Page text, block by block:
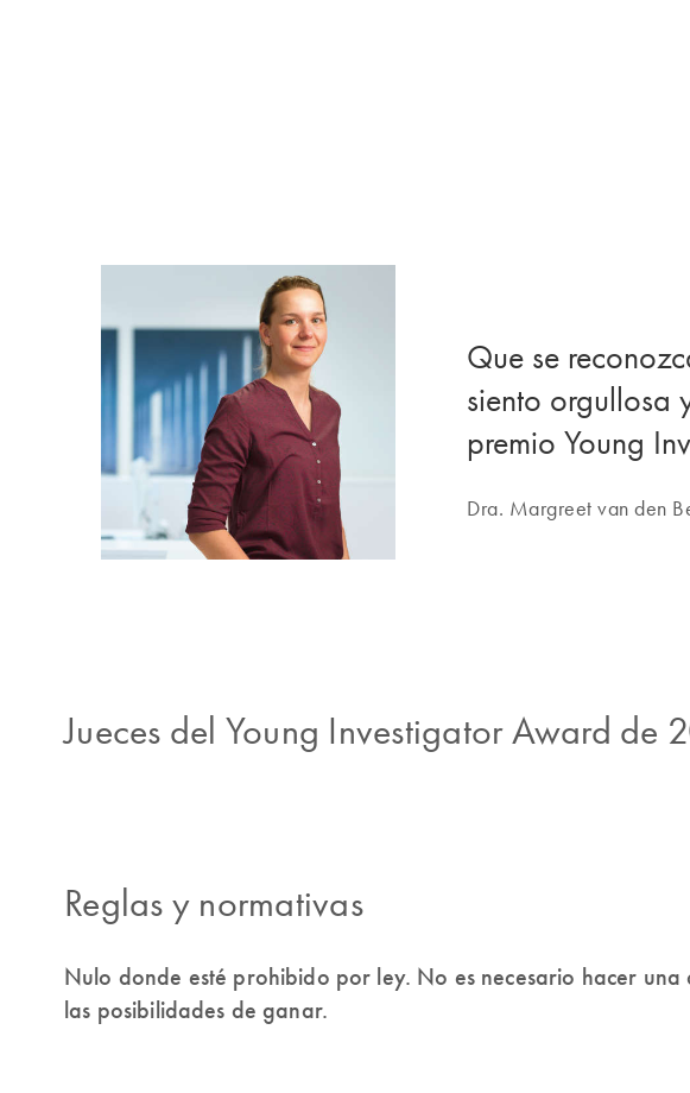
Que se
siento orgullosa
premio Young
Dra. Margreet van den
Jueces del Young Investigator Award de
Reglas y normativas
Nulo donde esté prohibido por ley. No es necesario hacer
las posibilidades de ganar.